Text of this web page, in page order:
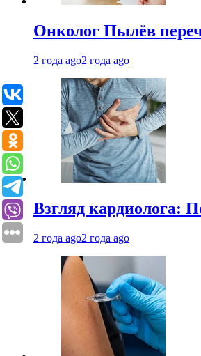
Онколог Пылёв
2 года ago2 года ago
Взгляд кардиолога:
2 года ago2 года ago